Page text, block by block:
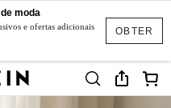
OBTER
moda
e ofertas adicionais